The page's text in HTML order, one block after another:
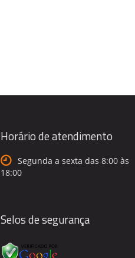
Horário de atendimento
Segunda a sexta das 8:00 às
18:00
Selos de segurança